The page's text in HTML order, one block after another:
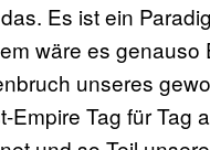
Es ist ein
wäre es
unseres
Empire Tag für Tag